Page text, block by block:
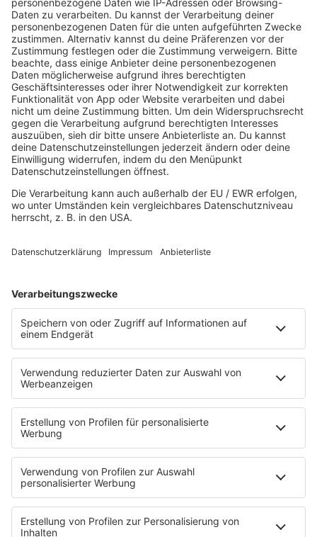
Deutschrap Klassiker
EDM Dancefloor
Good Vibes
I Love Hamburg
Mallorca Party
Mitsingen
Top 100 Deutschrap
Top 100 Dance
Top 100 Party
Sommer
Unplugged
TikTok Hittracks
Uptempo Banger
Programm
Aktuelles
Zum Nachhören
Nachrichten
Wetter
Blitzer & Verkehr
Programmübersicht
Team
Podcasts
Access All Areas
delta Backstage
Jahrhundertgeschichten